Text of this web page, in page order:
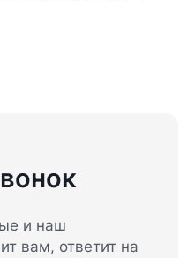
и наш
вам, ответит на